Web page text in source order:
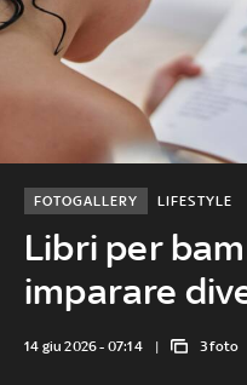
Libri per
imparare
LIFESTYLE
FOTOGALLERY
14 giu 2026 - 07:14 3 foto